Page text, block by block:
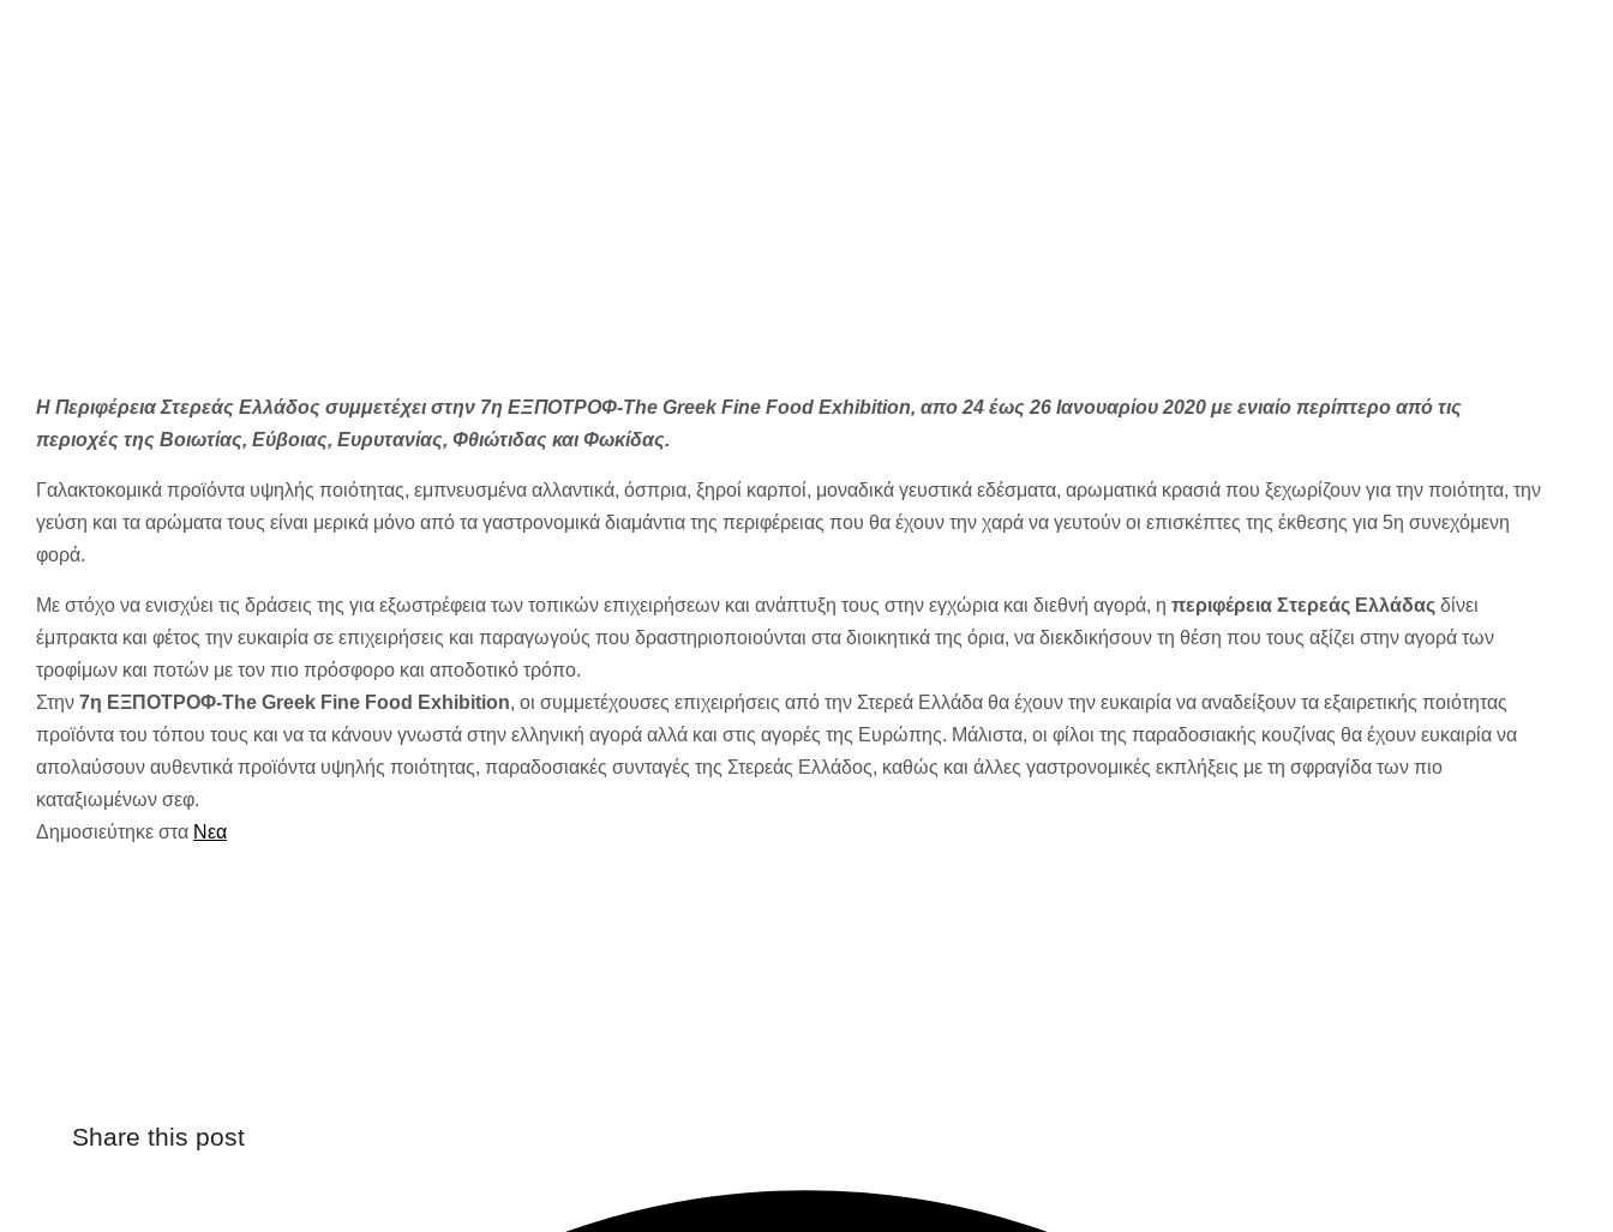
Η Περιφέρεια Στερεάς Ελλάδος συμμετέχει στην 7η ΕΞΠΟΤΡΟΦ-The Greek Fine Food Exhibition, απο 24 έως 26 Ιανουαρίου 2020 με ενιαίο περίπτερο από τις
περιοχές της Βοιωτίας, Εύβοιας, Ευρυτανίας, Φθιώτιδας και Φωκίδας.
Γαλακτοκομικά προϊόντα υψηλής ποιότητας, εμπνευσμένα αλλαντικά, όσπρια, ξηροί καρποί, μοναδικά γευστικά εδέσματα, αρωματικά κρασιά που ξεχωρίζουν για την ποιότητα, την
γεύση και τα αρώματα τους είναι μερικά μόνο από τα γαστρονομικά διαμάντια της περιφέρειας που θα έχουν την χαρά να γευτούν οι επισκέπτες της έκθεσης για 5η συνεχόμενη
φορά.
Με στόχο να ενισχύει τις δράσεις της για εξωστρέφεια των τοπικών επιχειρήσεων και ανάπτυξη τους στην εγχώρια και διεθνή αγορά, η περιφέρεια Στερεάς Ελλάδας δίνει
έμπρακτα και φέτος την ευκαιρία σε επιχειρήσεις και παραγωγούς που δραστηριοποιούνται στα διοικητικά της όρια, να διεκδικήσουν τη θέση που τους αξίζει στην αγορά των
τροφίμων και ποτών με τον πιο πρόσφορο και αποδοτικό τρόπο.
Στην 7η ΕΞΠΟΤΡΟΦ-The Greek Fine Food Exhibition, οι συμμετέχουσες επιχειρήσεις από την Στερεά Ελλάδα θα έχουν την ευκαιρία να αναδείξουν τα εξαιρετικής ποιότητας
προϊόντα του τόπου τους και να τα κάνουν γνωστά στην ελληνική αγορά αλλά και στις αγορές της Ευρώπης. Μάλιστα, οι φίλοι της παραδοσιακής κουζίνας θα έχουν ευκαιρία να
απολαύσουν αυθεντικά προϊόντα υψηλής ποιότητας, παραδοσιακές συνταγές της Στερεάς Ελλάδος, καθώς και άλλες γαστρονομικές εκπλήξεις με τη σφραγίδα των πιο
καταξιωμένων σεφ.
Δημοσιεύτηκε στα Νεα
Share this post